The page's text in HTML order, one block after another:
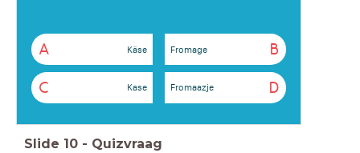
A Käse B
Fromage
C Kase D
Fromaazje
Slide 10 - Quizvraag